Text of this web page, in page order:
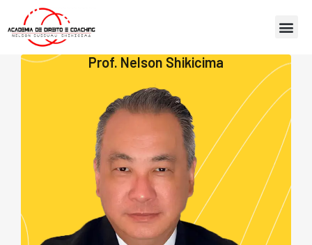
Prof. Nelson Shikicima